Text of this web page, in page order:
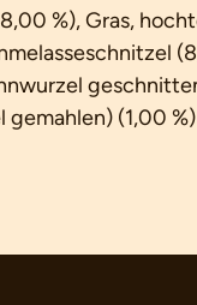
%), Gras,
gemahlen) (1,00 %)